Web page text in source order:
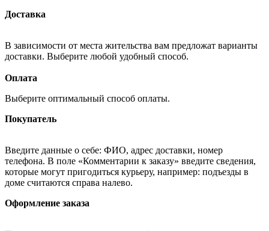
Доставка
В зависимости от места жительства вам предложат варианты
доставки. Выберите любой удобный способ.
Оплата
Выберите оптимальный способ оплаты.
Покупатель
Введите данные о себе: ФИО, адрес доставки, номер
телефона. В поле «Комментарии к заказу» введите сведения,
которые могут пригодиться курьеру, например: подъезды в
доме считаются справа налево.
Оформление заказа